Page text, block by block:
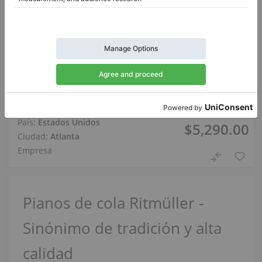
Precio de venta:
$5,290.00
Ritmüller GH148R Baby Grand de 4'8\" , negro
País: Estados Unidos
Ciudad: Atlanta
Empresa
Pianos de cola Ritmüller -
Sinónimo de tradición y alta
calidad